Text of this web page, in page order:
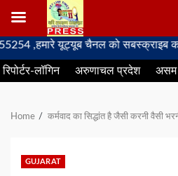
Skip
to
content
यूट्यूब चैनल को सबस्क्राइब करें,
रिपोर्टर-लॉगिन अरुणाचल प्रदेश असम
Home कर्मवाद का सिद्धांत है जैसी करनी वैसी
GUJARAT